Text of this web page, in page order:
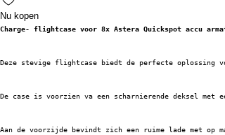
Nu kopen
Charge- flightcase voor 8x Astera Quickspot accu
Deze stevige flightcase biedt de perfecte oplossing
De case is voorzien va een scharnierende deksel
Aan de voorzijde bevindt zich een ruime lade met op